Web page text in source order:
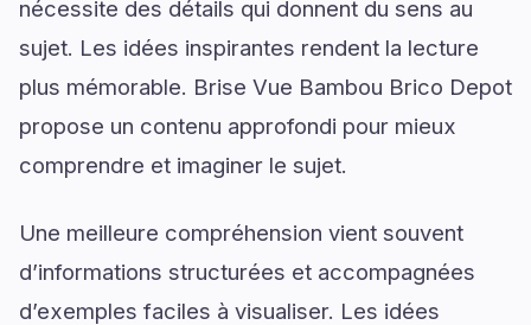
nécessite des détails qui donnent du sens au
sujet. Les idées inspirantes rendent la lecture
plus mémorable. Brise Vue Bambou Brico Depot
propose un contenu approfondi pour mieux
comprendre et imaginer le sujet.
Une meilleure compréhension vient souvent
d’informations structurées et accompagnées
d’exemples faciles à visualiser. Les idées